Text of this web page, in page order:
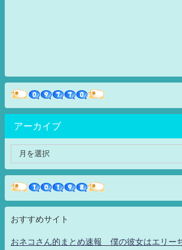
アーカイブ
おすすめサイト
おネコさん的まとめ速報 僕の彼女はエリー